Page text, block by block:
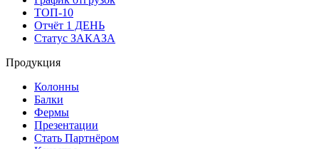
ТОП-10
Отчёт 1 ДЕНЬ
Статус ЗАКАЗА
Продукция
Колонны
Балки
Фермы
Презентации
Стать Партнёром